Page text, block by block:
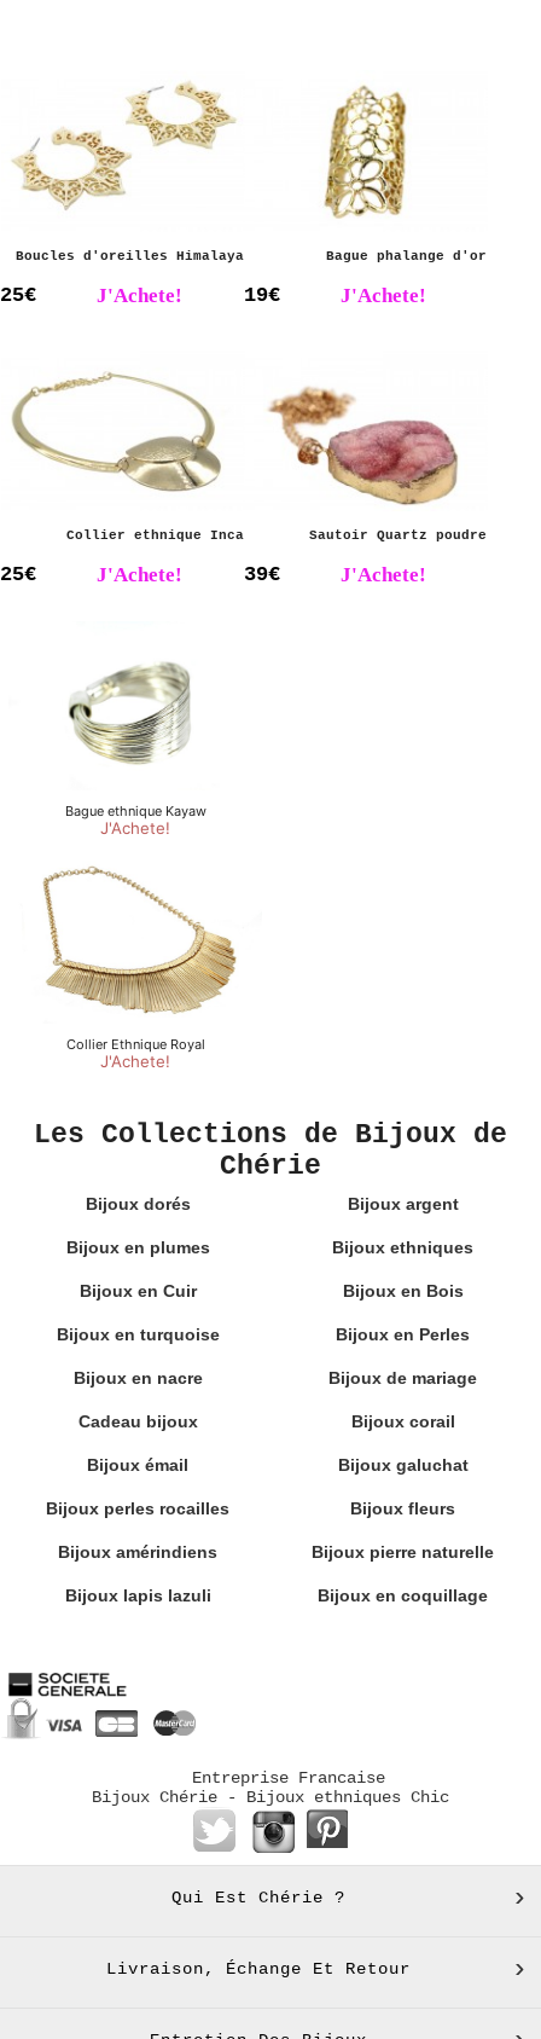
Boucles d'oreilles Himalaya
25€ J'Achete!
Bague phalange d'or
19€ J'Achete!
Collier ethnique Inca
25€ J'Achete!
Sautoir Quartz poudre
39€ J'Achete!
Les Collections de Bijoux de
Chérie
Bijoux dorés Bijoux argent
Bijoux en plumes Bijoux ethniques
Bijoux en Cuir Bijoux en Bois
Bijoux en turquoise Bijoux en Perles
Bijoux en nacre Bijoux de mariage
Cadeau bijoux Bijoux corail
Bijoux émail Bijoux galuchat
Bijoux perles rocailles Bijoux fleurs
Bijoux amérindiens Bijoux pierre naturelle
Bijoux lapis lazuli Bijoux en coquillage
Entreprise Francaise
Bijoux Chérie - Bijoux ethniques Chic
Qui Est Chérie ?
Livraison, Échange Et Retour